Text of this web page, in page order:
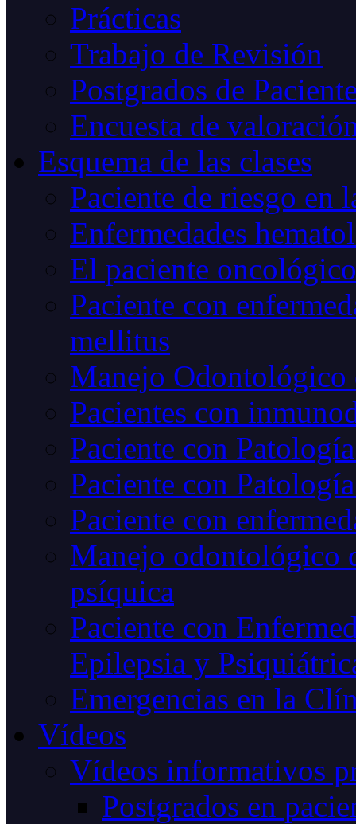
Prácticas
Trabajo de Revisión
Postgrados de
Encuesta de
Esquema de las clases
Paciente de riesgo en
Enfermedades
El paciente oncológico
Paciente con
mellitus
Manejo Odontológico
Pacientes con
Paciente con
Paciente con
Paciente con
Manejo odontológico
psíquica
Paciente con
Epilepsia y
Emergencias en la
Vídeos
Vídeos informativos
Postgrados en